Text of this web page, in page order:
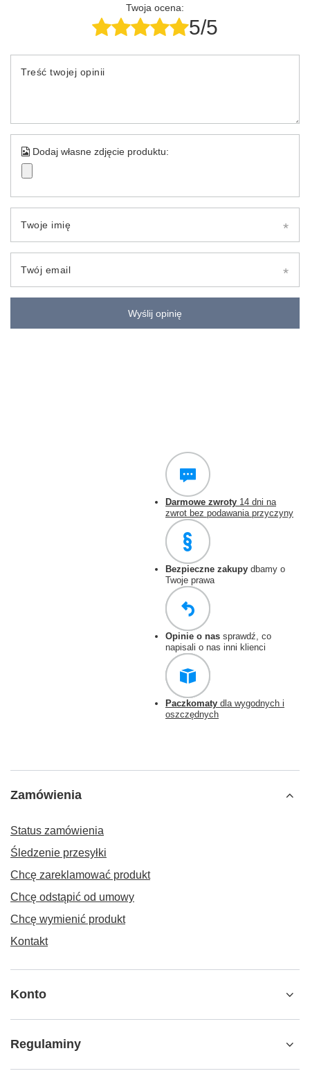
Twoja ocena:
5/5
Treść twojej opinii
Dodaj własne zdjęcie produktu:
Twoje imię
Twój email
Wyślij opinię
Darmowe zwroty 14 dni na
zwrot bez podawania przyczyny
Bezpieczne zakupy dbamy o
Twoje prawa
Opinie o nas sprawdź, co
napisali o nas inni klienci
Paczkomaty dla wygodnych i
oszczędnych
Zamówienia
Status zamówienia
Śledzenie przesyłki
Chcę zareklamować produkt
Chcę odstąpić od umowy
Chcę wymienić produkt
Kontakt
Konto
Regulaminy